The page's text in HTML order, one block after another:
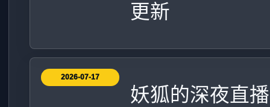
更新
2026-07-17
妖狐的深夜直